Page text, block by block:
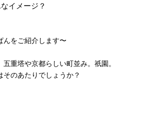
イメージ？
んをご紹介します〜
重塔や京都らしい町並み。祇園。
そのあたりでしょうか？